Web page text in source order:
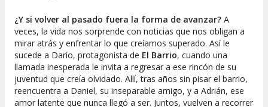
¿Y si volver al pasado fuera la forma de avanzar? A
veces, la vida nos sorprende con noticias que nos obligan a
mirar atrás y enfrentar lo que creíamos superado. Así le
sucede a Darío, protagonista de El Barrio, cuando una
llamada inesperada le invita a regresar a ese rincón de su
juventud que creía olvidado. Allí, tras años sin pisar el barrio,
reencuentra a Daniel, su inseparable amigo, y a Adrián, ese
amor latente que nunca llegó a ser. Juntos, vuelven a recorrer